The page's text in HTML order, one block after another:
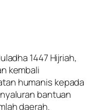
1447 Hijriah,
kembali
humanis kepada
bantuan
daerah.